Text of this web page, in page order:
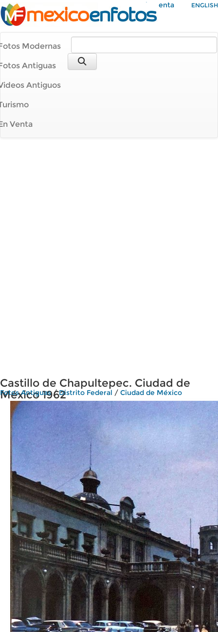
Mi Cuenta ENGLISH
Modernas
Antiguas
Antiguos
Venta
Castillo de Chapultepec. Ciudad de
México 1962
Fotos Antiguas/Distrito Federal / Ciudad de México